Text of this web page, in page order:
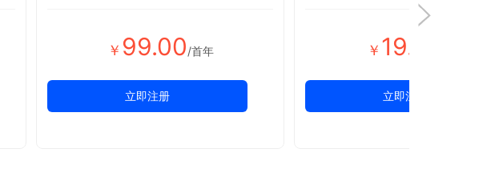
￥ 99.00/首年
立即注册
￥ 19.00
立即注册